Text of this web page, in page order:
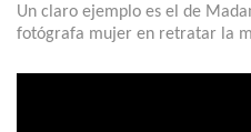
Un claro ejemplo es el de
fotógrafa mujer en retratar la